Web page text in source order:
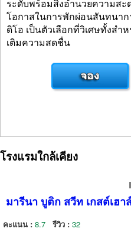
ระดับพร้อมสิ่งอำนวยความสะ
โอกาสในการพักผ่อนสันทนา
ดิโอ เป็นตัวเลือกที่วิเศษทั้งสำ
เติมความสดชื่น
โรงแรมใกล้เคียง
มารีนา บูติก สวีท เกสต์เฮา
คะแนน : 8.7 รีวิว : 32